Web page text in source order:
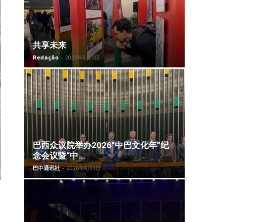
共享未来
Redação - 2026年8月3日
巴西众议院举办2026“中巴文化年”纪
念会议暨“中...
巴中通讯社 - 2026年8月3日